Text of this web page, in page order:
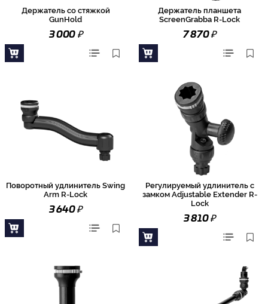
Держатель со стяжкой
GunHold
3 000₽
Держатель планшета
ScreenGrabba R-Lock
7 870₽
Поворотный удлинитель Swing
Arm R-Lock
3 640₽
Регулируемый удлинитель с
замком Adjustable Extender R-
Lock
3 810₽